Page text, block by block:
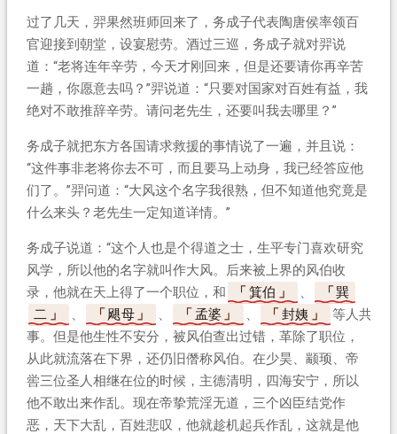
过了几天，羿果然班师回来了，务成子代表陶唐侯率领百
官迎接到朝堂，设宴慰劳。酒过三巡，务成子就对羿说
道：“老将连年辛劳，今天才刚回来，但是还要请你再辛苦
一趟，你愿意去吗？”羿说道：“只要对国家对百姓有益，我
绝对不敢推辞辛劳。请问老先生，还要叫我去哪里？”
务成子就把东方各国请求救援的事情说了一遍，并且说：
“这件事非老将你去不可，而且要马上动身，我已经答应他
们了。”羿问道：“大风这个名字我很熟，但不知道他究竟是
什么来头？老先生一定知道详情。”
务成子说道：“这个人也是个得道之士，生平专门喜欢研究
风学，所以他的名字就叫作大风。后来被上界的风伯收
录，他就在天上得了一个职位，和
箕伯
巽
二
飓母 孟婆 封姨
等人共
事。但是他生性不安分，被风伯查出过错，革除了职位，
从此就流落在下界，还仍旧僭称风伯。在少昊、颛顼、帝
喾三位圣人相继在位的时候，主德清明，四海安宁，所以
他不敢出来作乱。现在帝挚荒淫无道，三个凶臣结党作
恶，天下大乱，百姓悲叹，他就趁机起兵作乱，这就是他